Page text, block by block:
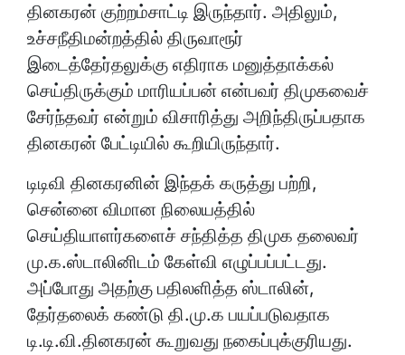
தினகரன் குற்றம்சாட்டி இருந்தார். அதிலும்,
உச்சநீதிமன்றத்தில் திருவாரூர்
இடைத்தேர்தலுக்கு எதிராக மனுத்தாக்கல்
செய்திருக்கும் மாரியப்பன் என்பவர் திமுகவைச்
சேர்ந்தவர் என்றும் விசாரித்து அறிந்திருப்பதாக
தினகரன் பேட்டியில் கூறியிருந்தார்.
டிடிவி தினகரனின் இந்தக் கருத்து பற்றி,
சென்னை விமான நிலையத்தில்
செய்தியாளர்களைச் சந்தித்த திமுக தலைவர்
மு.க.ஸ்டாலினிடம் கேள்வி எழுப்பப்பட்டது.
அப்போது அதற்கு பதிலளித்த ஸ்டாலின்,
தேர்தலைக் கண்டு தி.மு.க பயப்படுவதாக
டி.டி.வி.தினகரன் கூறுவது நகைப்புக்குரியது.